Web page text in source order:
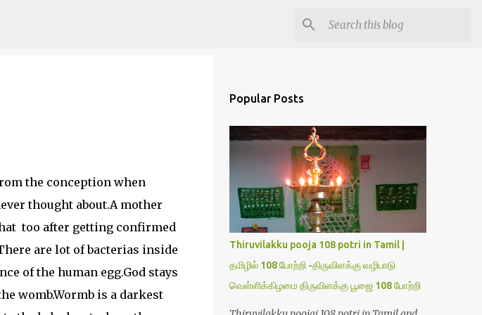
the conception when
thought about.A mother
too after getting confirmed
are lot of bacterias inside
of the human egg.God stays
womb.Wormb is a darkest
Popular Posts
Thiruvilakku pooja 108 potri in Tamil |
தமிழில் 108 போற்றி -திருவிளக்கு வழிபாடு
வெள்ளிக்கிழமை திருவிளக்கு பூஜை 108 போற்றி